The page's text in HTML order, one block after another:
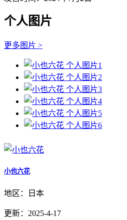
个人图片
更多图片 >
小也六花
地区：日本
更新：2025-4-17